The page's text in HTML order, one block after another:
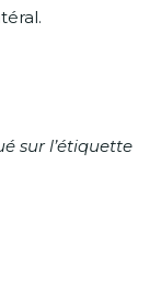
sur l’étiquette